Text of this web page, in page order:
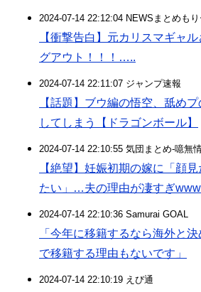
2024-07-14 22:12:04 NEWSまとめも
【衝撃告白】元カリスマギャ
グアウト！！！…..
2024-07-14 22:11:07 ジャンプ速報
【話題】ブウ編の悟空、舐め
してしまう【ドラゴンボール】
2024-07-14 22:10:55 気団まとめ-噫無
【絶望】妊娠初期の嫁に「顔
たい」…夫の理由が凄すぎ
2024-07-14 22:10:36 Samurai GOAL
「今年に移籍するなら海外と
で移籍する理由もないです」
2024-07-14 22:10:19 えび通